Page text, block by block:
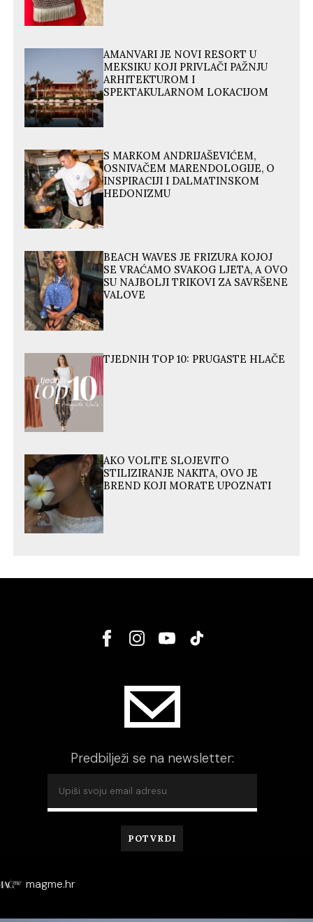
AMANVARI JE NOVI RESORT U
MEKSIKU KOJI PRIVLAČI PAŽNJU
ARHITEKTUROM I
SPEKTAKULARNOM LOKACIJOM
S MARKOM ANDRIJAŠEVIĆEM,
OSNIVAČEM MARENDOLOGIJE, O
INSPIRACIJI I DALMATINSKOM
HEDONIZMU
BEACH WAVES JE FRIZURA KOJOJ
SE VRAĆAMO SVAKOG LJETA, A OVO
SU NAJBOLJI TRIKOVI ZA SAVRŠENE
VALOVE
TJEDNIH TOP 10: PRUGASTE HLAČE
AKO VOLITE SLOJEVITO
STILIZIRANJE NAKITA, OVO JE
BREND KOJI MORATE UPOZNATI
Predbilježi se na newsletter:
magme.hr